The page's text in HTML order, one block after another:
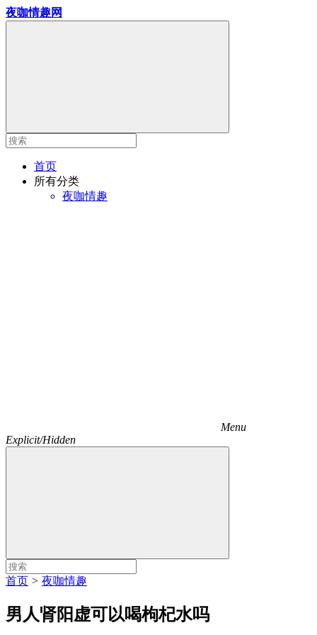
夜咖情趣网
首页
所有分类
夜咖情趣
Menu
Explicit/Hidden
首页 > 夜咖情趣
男人肾阳虚可以喝枸杞水吗